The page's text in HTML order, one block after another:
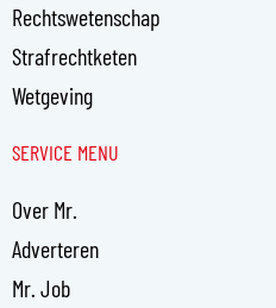
Rechtswetenschap
Strafrechtketen
Wetgeving
SERVICE MENU
Over Mr.
Adverteren
Mr. Job